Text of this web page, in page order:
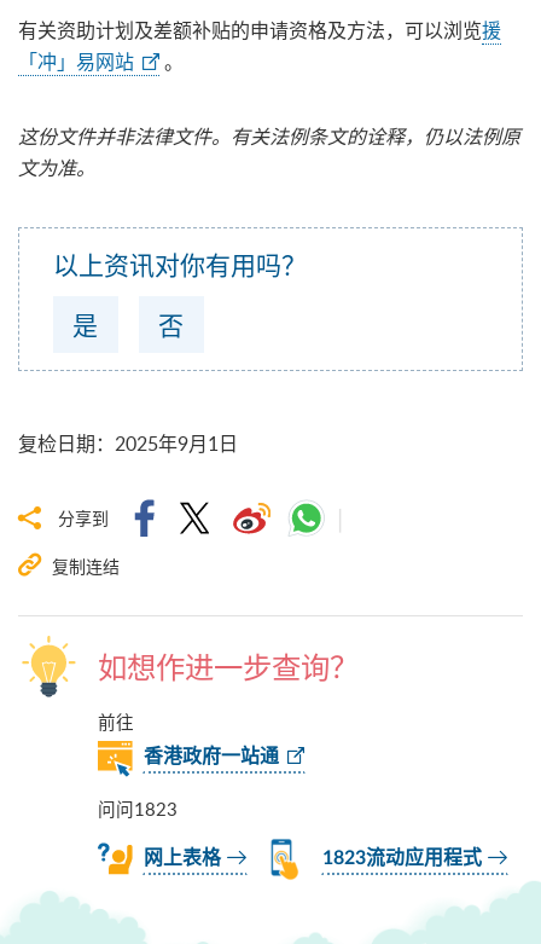
有关资助计划及差额补贴的申请资格及方法，可以浏览援
「冲」易网站
。
这份文件并非法律文件。有关法例条文的诠释，仍以法例原
文为准。
以上资讯对你有用吗？
是
否
复检日期： 2025年9月1日
分享到
复制连结
如想作进一步查询？
前往
香港政府一站通
问问1823
网上表格 1823流动应用程式